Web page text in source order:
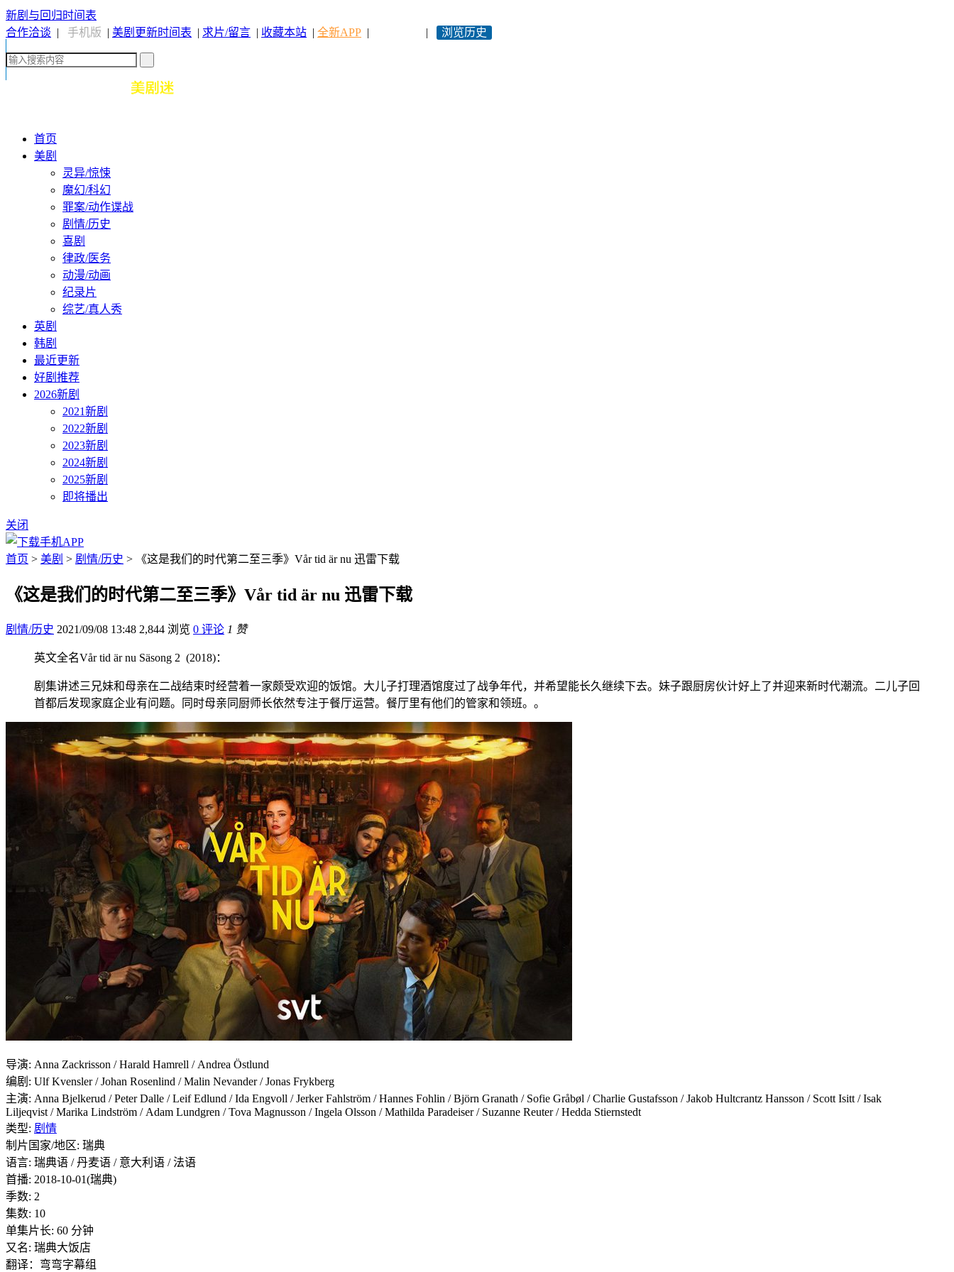
新剧与回归时间表
合作洽谈 | 手机版 | 美剧更新时间表 | 求片/留言 | 收藏本站 | 全新APP | | 浏览历史
首页
美剧
灵异/惊悚
魔幻/科幻
罪案/动作谍战
剧情/历史
喜剧
律政/医务
动漫/动画
纪录片
综艺/真人秀
英剧
韩剧
最近更新
好剧推荐
2026新剧
2021新剧
2022新剧
2023新剧
2024新剧
2025新剧
即将播出
关闭
首页 > 美剧 > 剧情/历史 > 《这是我们的时代第二至三季》Vår tid är nu 迅雷下载
《这是我们的时代第二至三季》Vår tid är nu 迅雷下载
剧情/历史 2021/09/08 13:48 2,844 浏览 0 评论 1 赞
英文全名Vår tid är nu Säsong 2 (2018)：
剧集讲述三兄妹和母亲在二战结束时经营着一家颇受欢迎的饭馆。大儿子打理酒馆度过了战争年代，并希望能长久继续下去。妹子跟厨房伙计好上了并迎来新时代潮流。二儿子回
首都后发现家庭企业有问题。同时母亲同厨师长依然专注于餐厅运营。餐厅里有他们的管家和领班。。
导演: Anna Zackrisson / Harald Hamrell / Andrea Östlund
编剧: Ulf Kvensler / Johan Rosenlind / Malin Nevander / Jonas Frykberg
主演: Anna Bjelkerud / Peter Dalle / Leif Edlund / Ida Engvoll / Jerker Fahlström / Hannes Fohlin / Björn Granath / Sofie Gråbøl / Charlie Gustafsson / Jakob Hultcrantz Hansson / Scott Isitt / Isak
Liljeqvist / Marika Lindström / Adam Lundgren / Tova Magnusson / Ingela Olsson / Mathilda Paradeiser / Suzanne Reuter / Hedda Stiernstedt
类型: 剧情
制片国家/地区: 瑞典
语言: 瑞典语 / 丹麦语 / 意大利语 / 法语
首播: 2018-10-01(瑞典)
季数: 2
集数: 10
单集片长: 60 分钟
又名: 瑞典大饭店
翻译：弯弯字幕组